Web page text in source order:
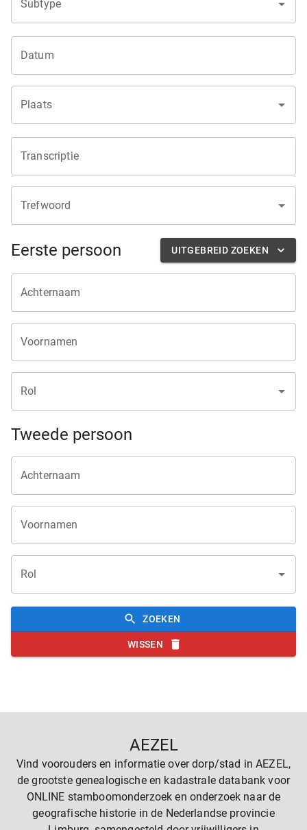
Subtype
Datum
Plaats
Transcriptie
Trefwoord
Eerste persoon UITGEBREID ZOEKEN
Achternaam
Voornamen
Rol
Tweede persoon
Achternaam
Voornamen
Rol
ZOEKEN
WISSEN
AEZEL
Vind voorouders en informatie over dorp/stad in AEZEL,
de grootste genealogische en kadastrale databank voor
ONLINE stamboomonderzoek en onderzoek naar de
geografische historie in de Nederlandse provincie